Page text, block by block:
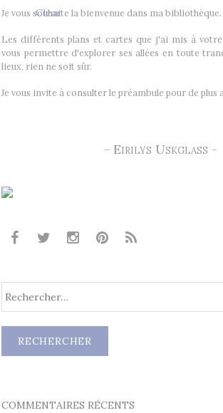
Clear
Je vous souhaite la bienvenue dans ma bibliothèque.
Les différents plans et cartes que j'ai mis à
vous permettre d'explorer ses allées en toute
lieux, rien ne soit sûr.
Je vous invite à consulter le préambule pour de
- Eirilys Uskglass -
COMMENTAIRES RÉCENTS